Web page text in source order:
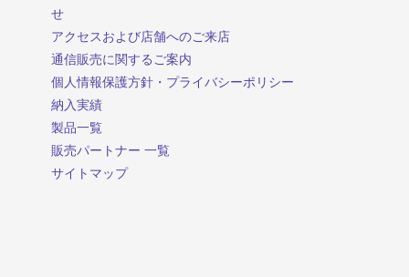
せ
アクセスおよび店舗へのご来店
通信販売に関するご案内
個人情報保護方針・プライバシーポリシー
納入実績
製品一覧
販売パートナー 一覧
サイトマップ